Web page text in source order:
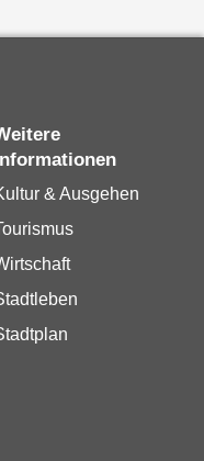
Informationen
& Ausgehen